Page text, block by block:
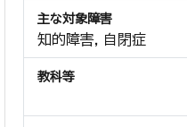
主な対象障害
知的障害, 自閉症
教科等